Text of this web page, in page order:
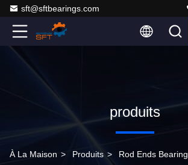
sft@sftbearings.com
produits
À La Maison > Produits > Rod Ends Bearing